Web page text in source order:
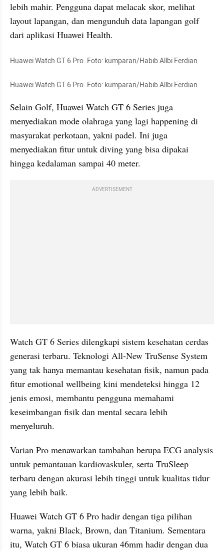
lebih mahir. Pengguna dapat melacak skor, melihat
layout lapangan, dan mengunduh data lapangan golf
dari aplikasi Huawei Health.
Huawei Watch GT 6 Pro. Foto: kumparan/Habib Allbi Ferdian
Huawei Watch GT 6 Pro. Foto: kumparan/Habib Allbi Ferdian
Selain Golf, Huawei Watch GT 6 Series juga
menyediakan mode olahraga yang lagi happening di
masyarakat perkotaan, yakni padel. Ini juga
menyediakan fitur untuk diving yang bisa dipakai
hingga kedalaman sampai 40 meter.
ADVERTISEMENT
Watch GT 6 Series dilengkapi sistem kesehatan cerdas
generasi terbaru. Teknologi All-New TruSense System
yang tak hanya memantau kesehatan fisik, namun pada
fitur emotional wellbeing kini mendeteksi hingga 12
jenis emosi, membantu pengguna memahami
keseimbangan fisik dan mental secara lebih
menyeluruh.
Varian Pro menawarkan tambahan berupa ECG analysis
untuk pemantauan kardiovaskuler, serta TruSleep
terbaru dengan akurasi lebih tinggi untuk kualitas tidur
yang lebih baik.
Huawei Watch GT 6 Pro hadir dengan tiga pilihan
warna, yakni Black, Brown, dan Titanium. Sementara
itu, Watch GT 6 biasa ukuran 46mm hadir dengan dua